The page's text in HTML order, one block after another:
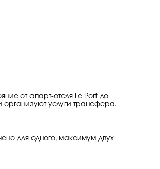
от апарт-отеля Le Port до
организуют услуги трансфера.
для одного, максимум двух